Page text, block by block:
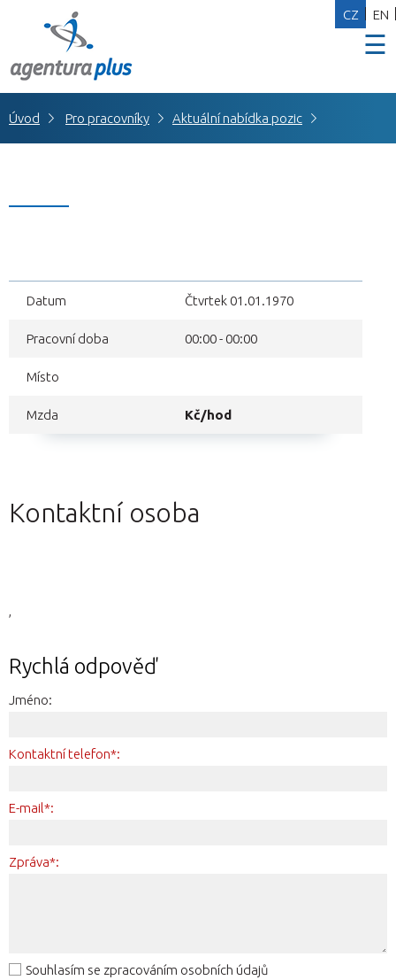
☰
CZ EN
Úvod Pro pracovníky Aktuální nabídka pozic
Datum Čtvrtek 01.01.1970
Pracovní doba 00:00 - 00:00
Místo
Mzda Kč/hod
Kontaktní osoba
Rychlá odpověď
Jméno:
Kontaktní telefon*:
E-mail*:
Zpráva*:
Souhlasím se zpracováním osobních údajů